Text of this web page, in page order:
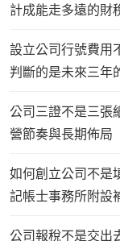
計成能走多遠的財
設立公司行號費用
判斷的是未來三年
公司三證不是三張
營節奏與長期佈局
如何創立公司不是
記帳士事務所附設
公司報稅不是交出